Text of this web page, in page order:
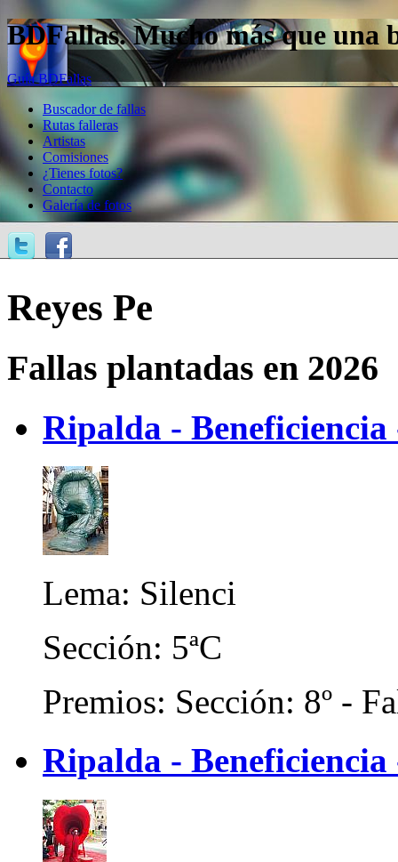
BDFallas. Mucho más que una
Guía BDFallas
Buscador de fallas
Rutas falleras
Artistas
Comisiones
¿Tienes fotos?
Contacto
Galería de fotos
Reyes Pe
Fallas plantadas en 2026
Ripalda - Beneficiencia
Lema: Silenci
Sección: 5ªC
Premios: Sección: 8º -
Ripalda -